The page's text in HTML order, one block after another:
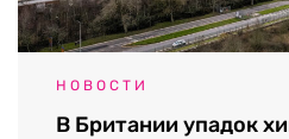
НОВОСТИ
В Британии упадок